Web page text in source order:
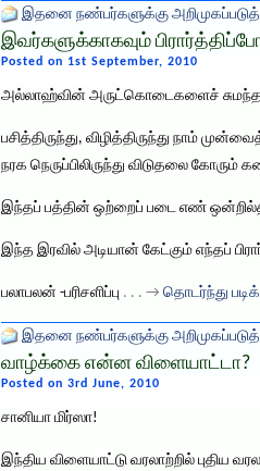
இதனை நண்பர்களுக்கு
இவர்களுக்காகவும்
Posted on 1st September, 2010
அல்லாஹ்வின் அருட்கொடைகளைச் சுமந்த
பசித்திருந்து, விழித்திருந்து நாம்
நரக நெருப்பிலிருந்து விடுதலை கோரும்
இந்தப் பத்தின் ஒற்றைப் படை எண்
இந்த இரவில் அடியான் கேட்கும் எந்தப்
பலாபலன் -பரிசளிப்பு . . . → தொடர்ந்து
இதனை நண்பர்களுக்கு
வாழ்க்கை என்ன விளையாட்டா?
Posted on 3rd June, 2010
சானியா மிர்ஸா!
இந்திய விளையாட்டு வரலாற்றில்